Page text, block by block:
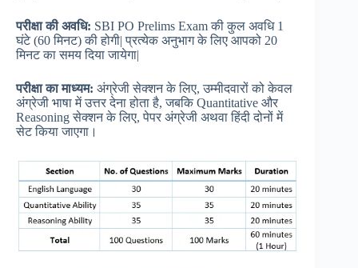
परीक्षाकीअवधि: SBI PO Prelims Exam की कुल अवधि 1
घंटे (60 मिनट) की होगी| प्रत्येक अनुभाग के लिए आपको 20
मिनट का समय दिया जायेगा|
परीक्षाकामाध्यम: अंग्रेजी सेक्शन के लिए, उम्मीदवारों को केवल
अंग्रेजी भाषा में उत्तर देना होता है, जबकि Quantitative और
Reasoning सेक्शन के लिए, पेपर अंग्रेजी अथवा हिंदी दोनों में
सेट किया जाएगा।